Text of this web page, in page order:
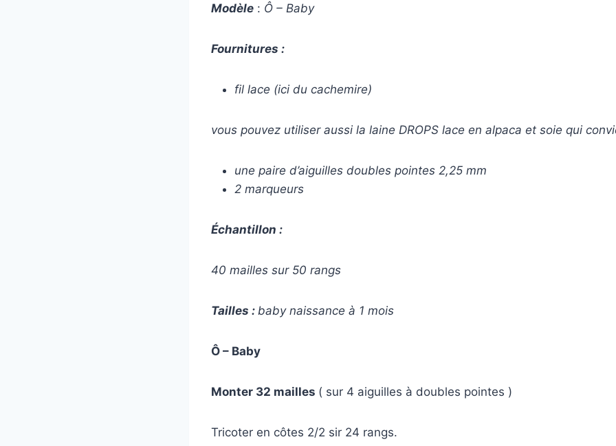
Modèle : Ô – Baby
Fournitures :
fil lace (ici du cachemire)
vous pouvez utiliser aussi la laine DROPS lace en alpaca et soie qui
une paire d’aiguilles doubles pointes 2,25 mm
2 marqueurs
Échantillon :
40 mailles sur 50 rangs
Tailles : baby naissance à 1 mois
Ô – Baby
Monter 32 mailles ( sur 4 aiguilles à doubles pointes )
Tricoter en côtes 2/2 sir 24 rangs.